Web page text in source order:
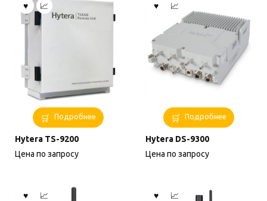
Подробнее
Hytera TS-9200
Цена по запросу
Подробнее
Hytera DS-9300
Цена по запросу